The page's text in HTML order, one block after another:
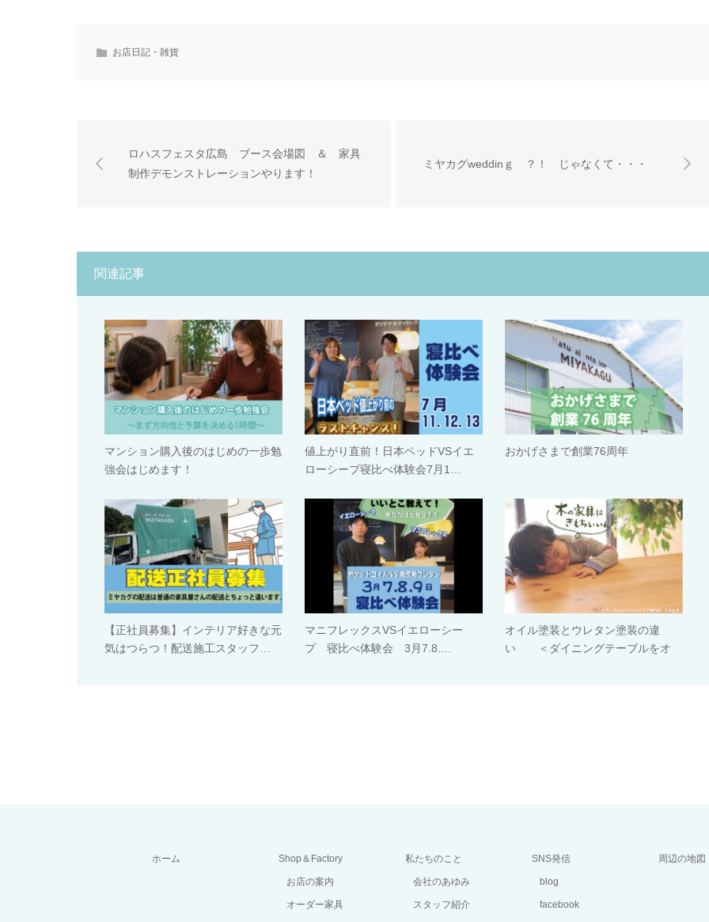
お店日記・雑貨
ロハスフェスタ広島 ブース会場図 ＆ 家具
制作デモンストレーションやります！
ミヤカグweddinｇ ？！ じゃなくて・・・
関連記事
マンション購入後のはじめの一歩勉
強会はじめます！
値上がり直前！日本ベッドVSイエ
ローシープ寝比べ体験会7月1…
おかげさまで創業76周年
【正社員募集】インテリア好きな元
気はつらつ！配送施工スタッフ…
マニフレックスVSイエローシー
プ 寝比べ体験会 3月7.8.…
オイル塗装とウレタン塗装の違
い ＜ダイニングテーブルをオ
ホーム Shop＆Factory
お店の案内
オーダー家具
私たちのこと
会社のあゆみ
スタッフ紹介
SNS発信
blog
facebook
周辺の地図